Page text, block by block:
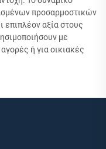
προσαρμοστικών
αξία στους
με
ή για οικιακές